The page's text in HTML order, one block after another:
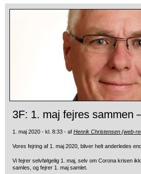
3F: 1. maj fejres sammen
1. maj 2020 - kl. 8:33 - af Henrik Christensen (web-
Vores fejring af 1. maj 2020, bliver helt anderledes
Vi fejrer selvfølgelig 1. maj, selv om Corona krisen
samles, og fejrer 1. maj samlet.